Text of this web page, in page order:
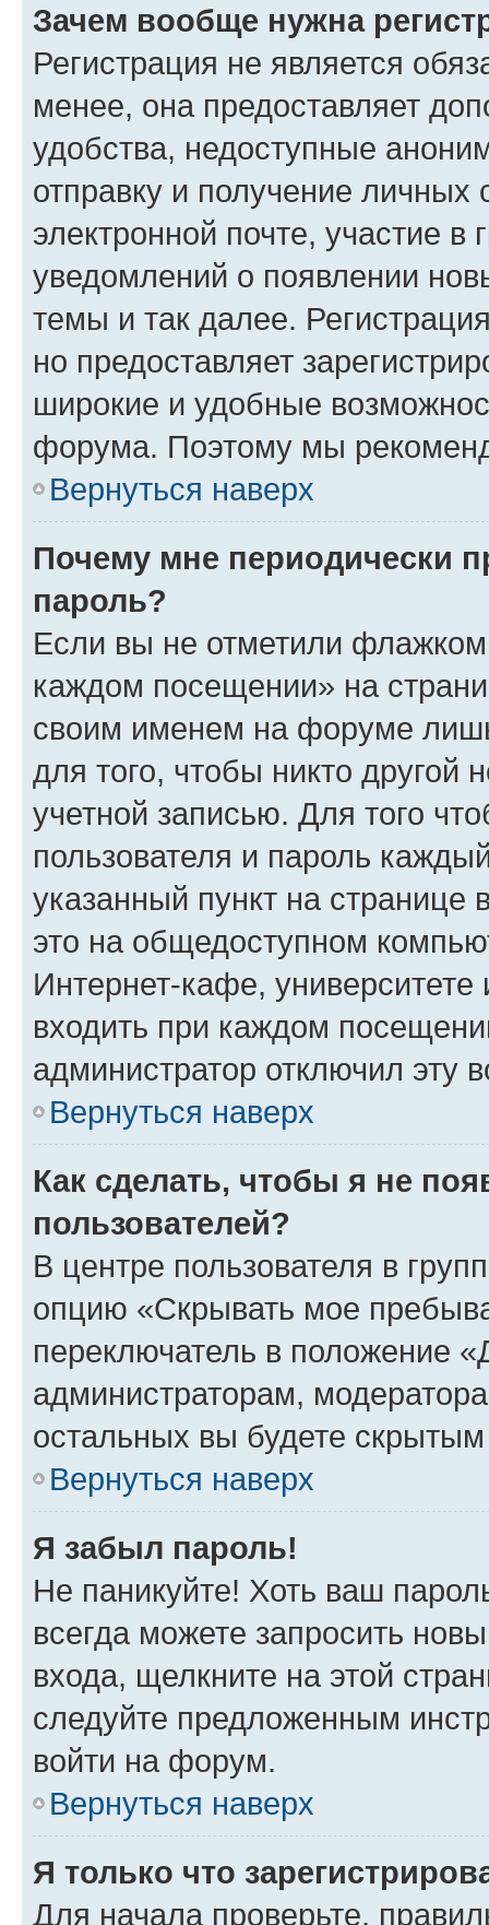
Зачем вообще нужна
Регистрация не является
менее, она предоставляет
удобства, недоступные
отправку и получение
электронной почте, участие в
уведомлений о появлении
темы и так далее.
но предоставляет
широкие и удобные
форума. Поэтому мы
Вернуться наверх
Почему мне периодически
пароль?
Если вы не отметили флажком
каждом посещении» на
своим именем на форуме
для того, чтобы никто другой
учетной записью. Для того
пользователя и пароль
указанный пункт на
это на общедоступном
Интернет-кафе, университете
входить при каждом
администратор отключил эту
Вернуться наверх
Как сделать, чтобы я не
пользователей?
В центре пользователя в
опцию «Скрывать мое
переключатель в положение
администраторам,
остальных вы будете
Вернуться наверх
Я забыл пароль!
Не паникуйте! Хоть ваш
всегда можете запросить
входа, щелкните на этой
следуйте предложенным
войти на форум.
Вернуться наверх
Я только что
Для начала проверьте,